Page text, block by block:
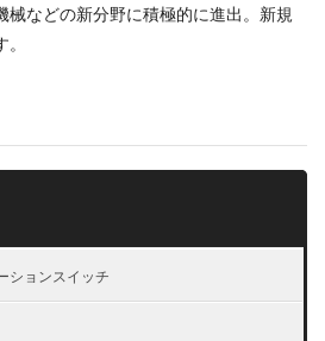
械などの新分野に積極的に進出。新規
ションスイッチ